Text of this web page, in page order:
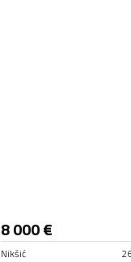
8 000€
Nikšić